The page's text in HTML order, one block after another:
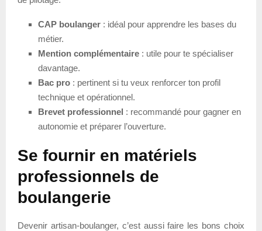
CAP boulanger : idéal pour apprendre les bases du
métier.
Mention complémentaire : utile pour te spécialiser
davantage.
Bac pro : pertinent si tu veux renforcer ton profil
technique et opérationnel.
Brevet professionnel : recommandé pour gagner en
autonomie et préparer l’ouverture.
Se fournir en matériels
professionnels de
boulangerie
Devenir artisan-boulanger, c’est aussi faire les bons choix